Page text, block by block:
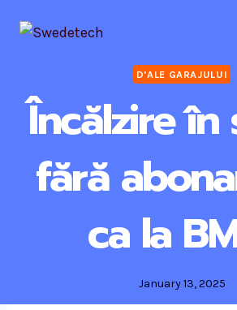
D'ALE GARAJULUI
Încălzire în
fără
ca la
January 13, 2025